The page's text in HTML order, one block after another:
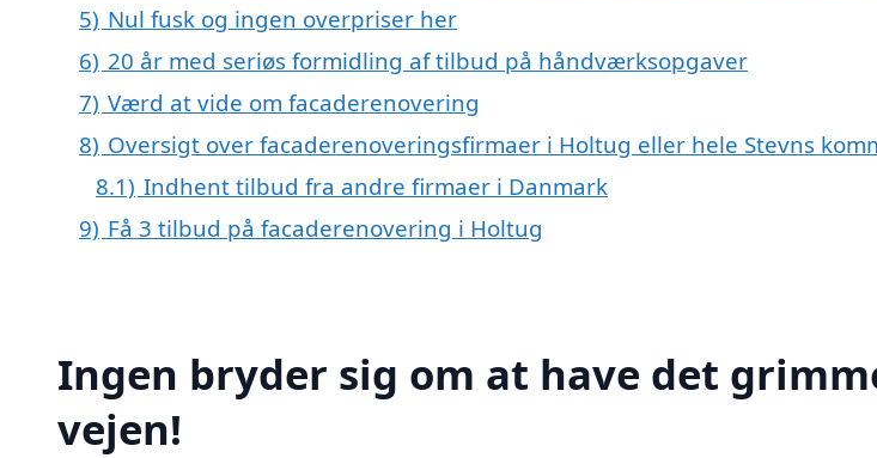
5) Nul fusk og ingen overpriser her
6) 20 år med seriøs formidling af tilbud på håndværksopgaver
7) Værd at vide om facaderenovering
8) Oversigt over facaderenoveringsfirmaer i Holtug eller hele Stevns
8.1) Indhent tilbud fra andre firmaer i Danmark
9) Få 3 tilbud på facaderenovering i Holtug
Ingen bryder sig om at have det
vejen!